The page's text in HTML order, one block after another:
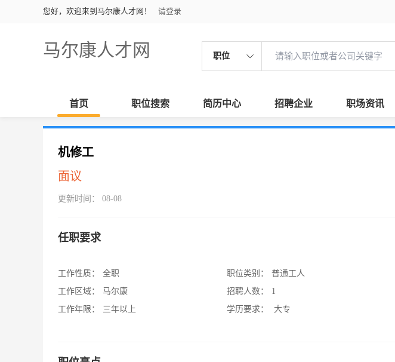
您好，欢迎来到马尔康人才网！ 请登录
马尔康人才网 职位
首页 职位搜索 简历中心 招聘企业 职场资讯
机修工
面议
更新时间： 08-08
任职要求
工作性质：
全职
工作区域：
马尔康
工作年限：
三年以上
职位类别：
普通工人
招聘人数：
1
学历要求：
大专